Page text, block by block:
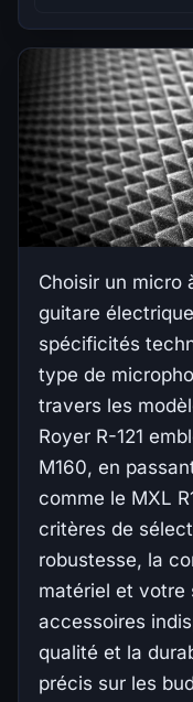
Choisir un micro
guitare
spécificités
type de
travers les
Royer R-121
M160, en
comme le MXL
critères de
robustesse, la
matériel et votre
accessoires
qualité et la
précis sur les